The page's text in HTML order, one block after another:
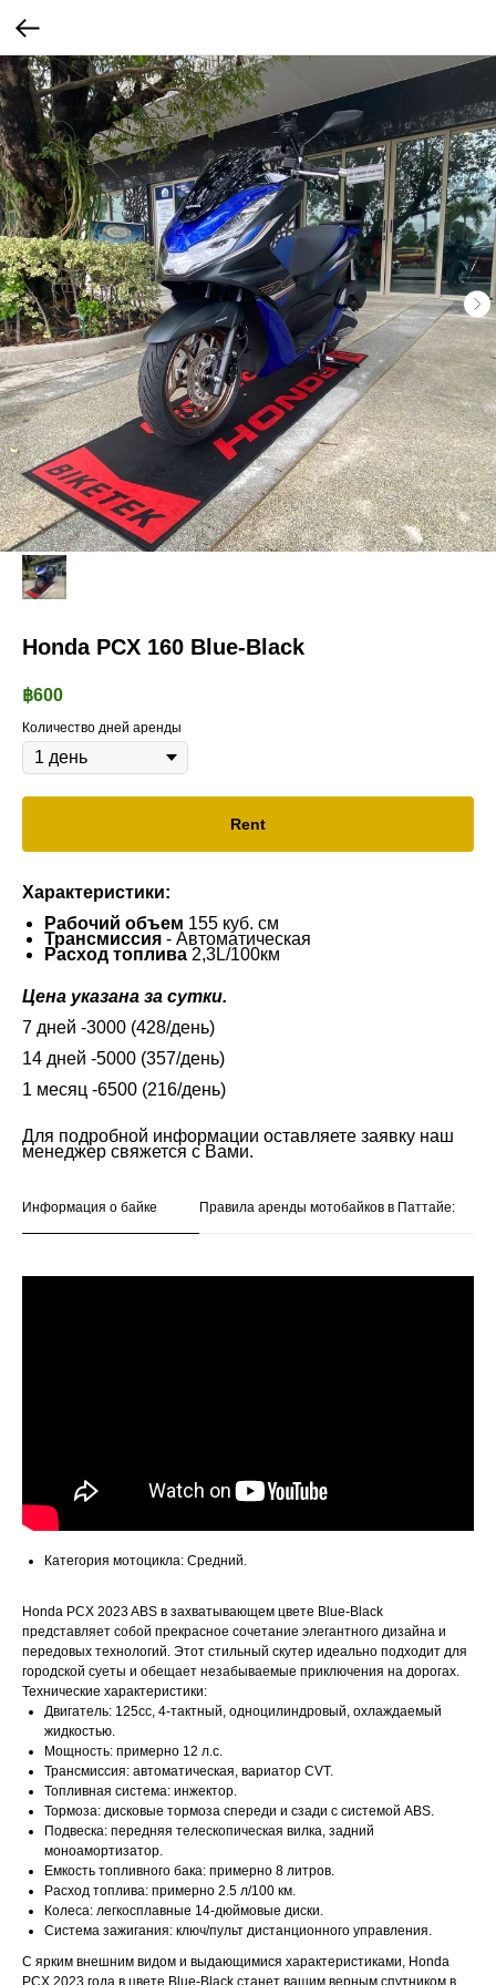
Honda PCX 160 Blue-Black
฿600
Количество дней аренды
Rent
Характеристики:
Рабочий объем 155 куб. см
Трансмиссия - Автоматическая
Расход топлива 2,3L/100км
Цена указана за сутки.
7 дней -3000 (428/день)
14 дней -5000 (357/день)
1 месяц -6500 (216/день)
Для подробной информации оставляете заявку наш
менеджер свяжется с Вами.
Информация о байке Правила аренды мотобайков в Паттайе:
Категория мотоцикла: Средний.
Honda PCX 2023 ABS в захватывающем цвете Blue-Black
представляет собой прекрасное сочетание элегантного дизайна и
передовых технологий. Этот стильный скутер идеально подходит для
городской суеты и обещает незабываемые приключения на дорогах.
Технические характеристики:
Двигатель: 125cc, 4-тактный, одноцилиндровый, охлаждаемый
жидкостью.
Мощность: примерно 12 л.с.
Трансмиссия: автоматическая, вариатор CVT.
Топливная система: инжектор.
Тормоза: дисковые тормоза спереди и сзади с системой ABS.
Подвеска: передняя телескопическая вилка, задний
моноамортизатор.
Емкость топливного бака: примерно 8 литров.
Расход топлива: примерно 2.5 л/100 км.
Колеса: легкосплавные 14-дюймовые диски.
Система зажигания: ключ/пульт дистанционного управления.
С ярким внешним видом и выдающимися характеристиками, Honda
PCX 2023 года в цвете Blue-Black станет вашим верным спутником в